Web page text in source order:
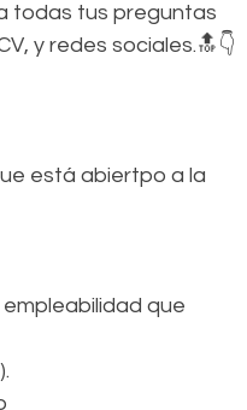
todas tus preguntas
y redes sociales.🔝👇
está abiertpo a la
que